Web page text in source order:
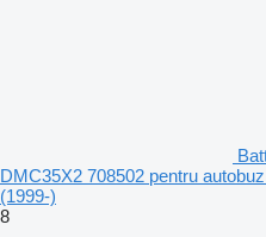
DMC35X2 708502 pentru
(1999-)
8